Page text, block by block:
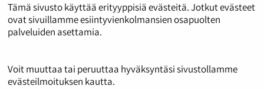
Tämä sivusto käyttää erityyppisiä evästeitä. Jotkut evästeet
ovat sivuillamme esiintyvienkolmansien osapuolten
palveluiden asettamia.
Voit muuttaa tai peruuttaa hyväksyntäsi sivustollamme
evästeilmoituksen kautta.